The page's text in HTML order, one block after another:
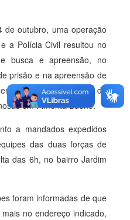
de outubro, uma operação
a Polícia Civil resultou no
busca e apreensão, no
prisão e na apreensão de
suspeitos de
em Pimenta Bueno.
a mandados expedidos
das duas forças de
das 6h, no bairro Jardim
foram informadas de que
no endereço indicado,